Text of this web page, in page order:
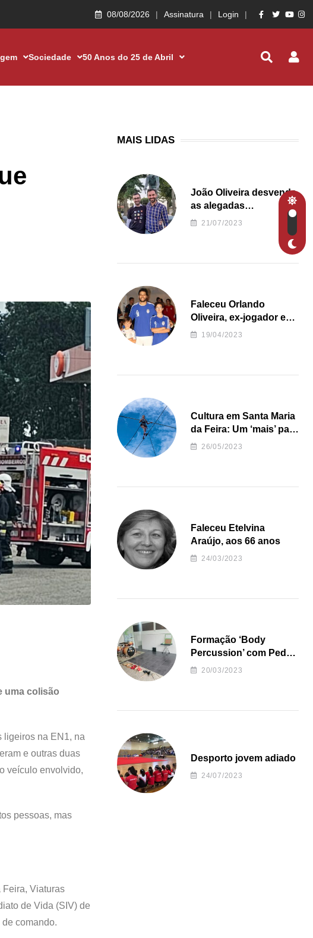
08/08/2026 Assinatura Login
Sociedade 50 Anos do 25 de Abril
uma colisão
ligeiros na EN1, na
e outras duas
veículo envolvido,
pessoas, mas
Feira, Viaturas
de Vida (SIV) de
comando.
MAIS LIDAS
João Oliveira desvenda
as alegadas
irregularidades da
Junta de Freguesia S.
21/07/2023
Faleceu Orlando
Oliveira, ex-jogador e
treinador da formação
19/04/2023
Cultura em Santa Maria
da Feira: Um ‘mais’ para
o Concelho
26/05/2023
Faleceu Etelvina
Araújo, aos 66 anos
24/03/2023
Formação ‘Body
Percussion’ com Pedro
Almeida
20/03/2023
Desporto jovem adiado
24/07/2023